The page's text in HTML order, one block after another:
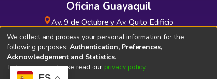
Oficina Guayaquil
Av. 9 de Octubre y Av. Quito Edificio
INDUAUTO - Planta baja
We collect and process your personal information for the
following purposes: Authentication, Preferences,
Acknowledgement and Statistics.
To learn more, please read our privacy policy.